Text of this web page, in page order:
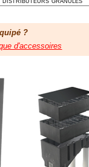
?
d'accessoires